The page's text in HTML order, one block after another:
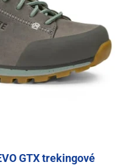
GTX trekingové